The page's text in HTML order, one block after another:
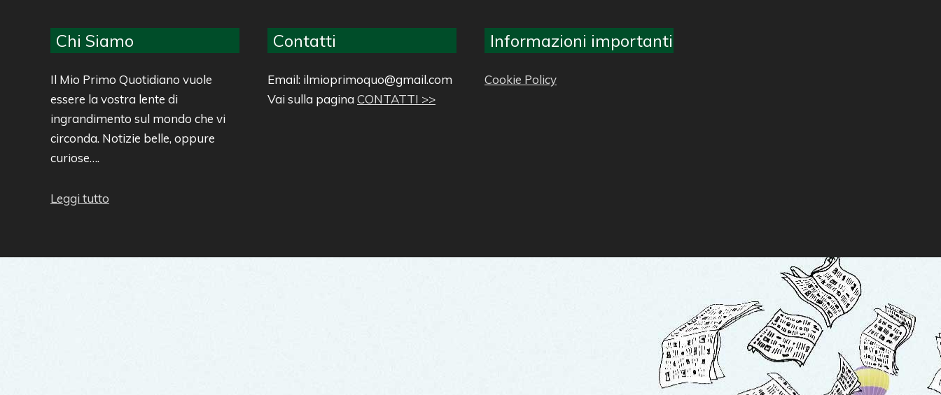
Chi Siamo
Il Mio Primo Quotidiano vuole
essere la vostra lente di
ingrandimento sul mondo che vi
circonda. Notizie belle, oppure
curiose….
Leggi tutto
Contatti
Email: ilmioprimoquo@gmail.com
Vai sulla pagina CONTATTI >>
Informazioni importanti
Cookie Policy